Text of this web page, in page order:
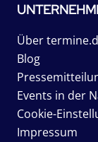
Über
Blog
Events in der
Cookie-
Impressum